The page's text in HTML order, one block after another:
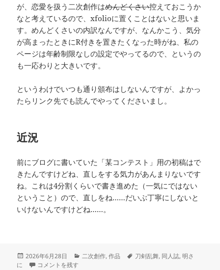
が、恋愛を扱う二次創作はめんどくさい控えておこうか
なと考えているので、xfolioに置くことはないと思いま
す。めんどくさいの内訳なんですが、なんかこう、気分
が高まったときにR付きを置きたくなった時がね、私の
ページは年齢制限なしの設定でやってるので、というの
も一応わりと大きいです。
というわけでいつも通り頒布はしないんですが、よかっ
たらリンク先でも読んでやってくださいまし。
近況
前にブログに書いていた「某コンテスト」用の初稿はで
きたんですけどね、直しをする気力があんまりないです
ね。これは4分割くらいで書き進めた（一気にではない
ということ）ので、直しをね……だいぶ丁寧にしないと
いけないんですけどね……。
投
稿
2026年6月28日
カ
二次創作,作品
タ
刀剣乱舞, 同人誌,明さ
に
本ができたぞー に
コメントを残す